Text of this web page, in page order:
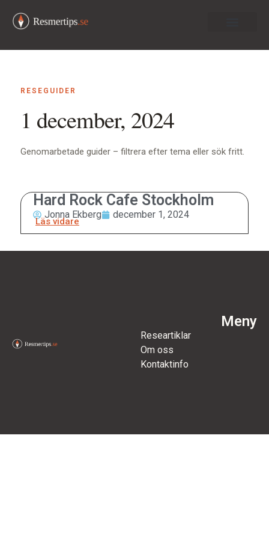
RESEGUIDER
1 december, 2024
Genomarbetade guider – filtrera efter tema eller sök fritt.
Hard Rock Cafe Stockholm
Jonna Ekberg december 1, 2024
Läs vidare
Meny
Researtiklar
Om oss
Kontaktinfo